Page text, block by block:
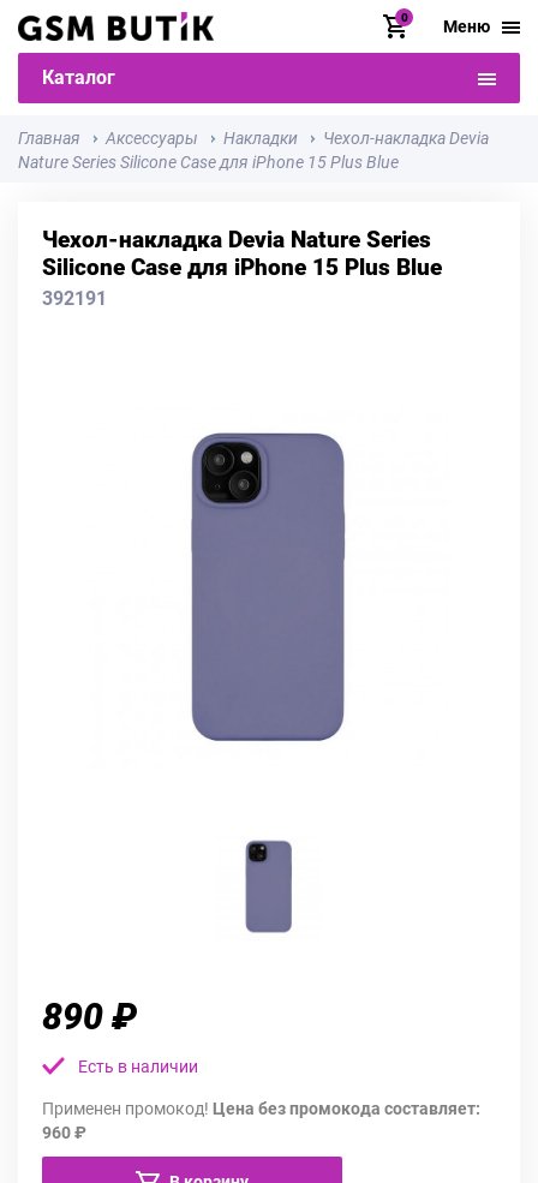
0 Меню
Каталог
Главная Аксессуары Накладки
Чехол-накладка Devia
Nature Series Silicone Case для iPhone 15 Plus Blue
Чехол-накладка Devia Nature Series
Silicone Case для iPhone 15 Plus Blue
392191
890 ₽
Есть в наличии
Применен промокод! Цена без промокода составляет:
960 ₽